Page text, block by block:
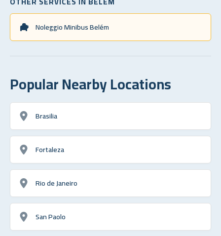
Noleggio Minibus Belém
Popular Nearby Locations
Brasilia
Fortaleza
Rio de Janeiro
San Paolo